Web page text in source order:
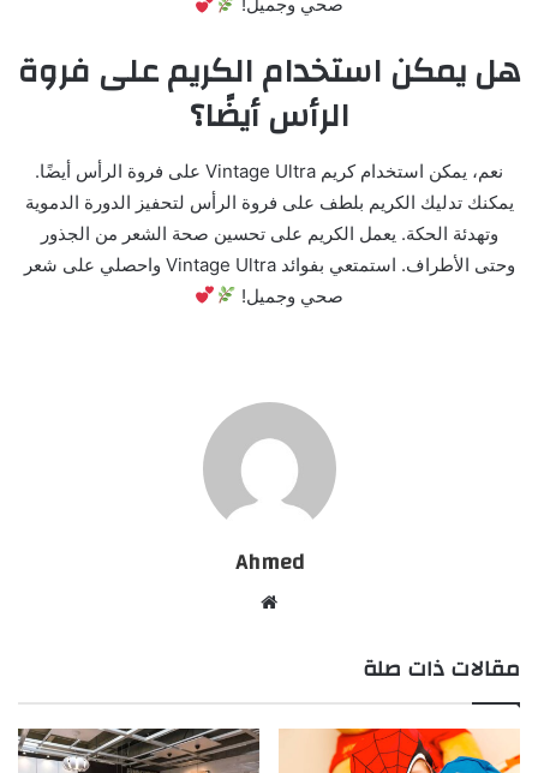
هل يمكن استخدام الكريم على فروة
الرأس أيضًا؟
نعم، يمكن استخدام كريم Vintage Ultra على فروة الرأس أيضًا.
يمكنك تدليك الكريم بلطف على فروة الرأس لتحفيز الدورة الدموية
وتهدئة الحكة. يعمل الكريم على تحسين صحة الشعر من الجذور
وحتى الأطراف. استمتعي بفوائد Vintage Ultra واحصلي على شعر
صحي وجميل!
Ahmed
مقالات ذات صلة